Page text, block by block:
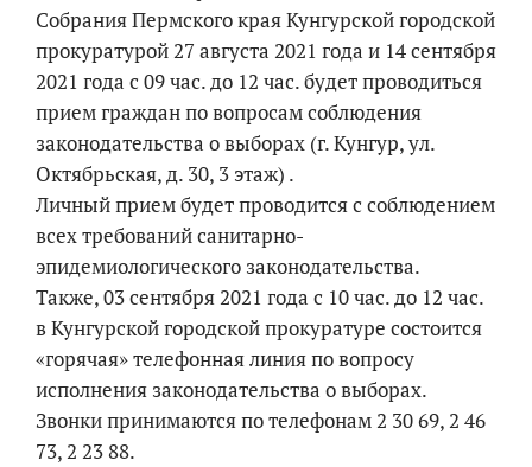
Собрания Пермского края Кунгурской городской
прокуратурой 27 августа 2021 года и 14 сентября
2021 года с 09 час. до 12 час. будет проводиться
прием граждан по вопросам соблюдения
законодательства о выборах (г. Кунгур, ул.
Октябрьская, д. 30, 3 этаж) .
Личный прием будет проводится с соблюдением
всех требований санитарно-
эпидемиологического законодательства.
Также, 03 сентября 2021 года с 10 час. до 12 час.
в Кунгурской городской прокуратуре состоится
«горячая» телефонная линия по вопросу
исполнения законодательства о выборах.
Звонки принимаются по телефонам 2 30 69, 2 46
73, 2 23 88.